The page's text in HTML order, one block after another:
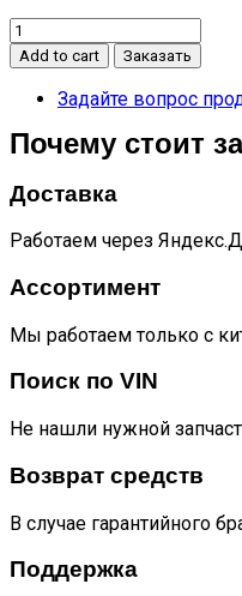
Крышка
топливного
бака
маленькая
quantity
Add to cart Заказать
Задайте вопрос
Почему стоит
Доставка
Работаем через
Ассортимент
Мы работаем только с
Поиск по VIN
Не нашли нужной
Возврат средств
В случае гарантийного
Поддержка